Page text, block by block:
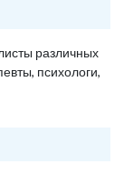
различных
психологи,